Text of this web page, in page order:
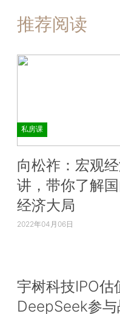
推荐阅读
私房课
向松祚：宏观
讲，带你了解
经济大局
2022年04月06日
宇树科技IPO
DeepSeek参与